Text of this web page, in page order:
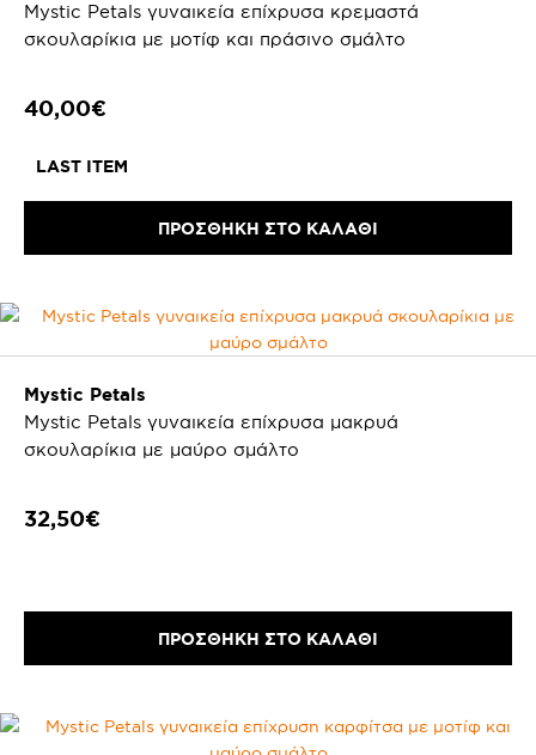
Mystic Petals γυναικεία επίχρυσα κρεμαστά
σκουλαρίκια με μοτίφ και πράσινο σμάλτο
40,00€
LAST ITEM
ΠΡΟΣΘΗΚΗ ΣΤΟ ΚΑΛΑΘΙ
Mystic Petals
Mystic Petals γυναικεία επίχρυσα μακρυά
σκουλαρίκια με μαύρο σμάλτο
32,50€
ΠΡΟΣΘΗΚΗ ΣΤΟ ΚΑΛΑΘΙ